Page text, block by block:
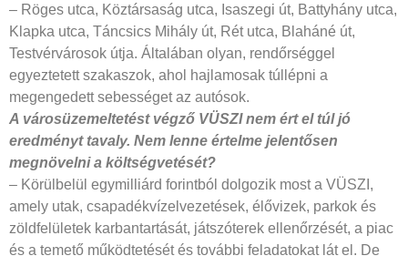
– Röges utca, Köztársaság utca, Isaszegi út, Battyhány utca,
Klapka utca, Táncsics Mihály út, Rét utca, Blaháné út,
Testvérvárosok útja. Általában olyan, rendőrséggel
egyeztetett szakaszok, ahol hajlamosak túllépni a
megengedett sebességet az autósok.
A városüzemeltetést végző VÜSZI nem ért el túl jó
eredményt tavaly. Nem lenne értelme jelentősen
megnövelni a költségvetését?
– Körülbelül egymilliárd forintból dolgozik most a VÜSZI,
amely utak, csapadékvízelvezetések, élővizek, parkok és
zöldfelületek karbantartását, játszóterek ellenőrzését, a piac
és a temető működtetését és további feladatokat lát el. De